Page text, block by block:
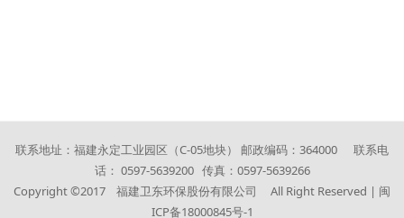
联系地址：福建永定工业园区（C-05地块） 邮政编码：364000 联系电
话： 0597-5639200 传真：0597-5639266
Copyright ©2017 福建卫东环保股份有限公司 All Right Reserved | 闽
ICP备18000845号-1